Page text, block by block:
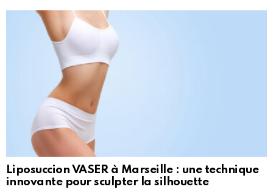
Liposuccion VASER à Marseille : une technique
innovante pour sculpter la silhouette